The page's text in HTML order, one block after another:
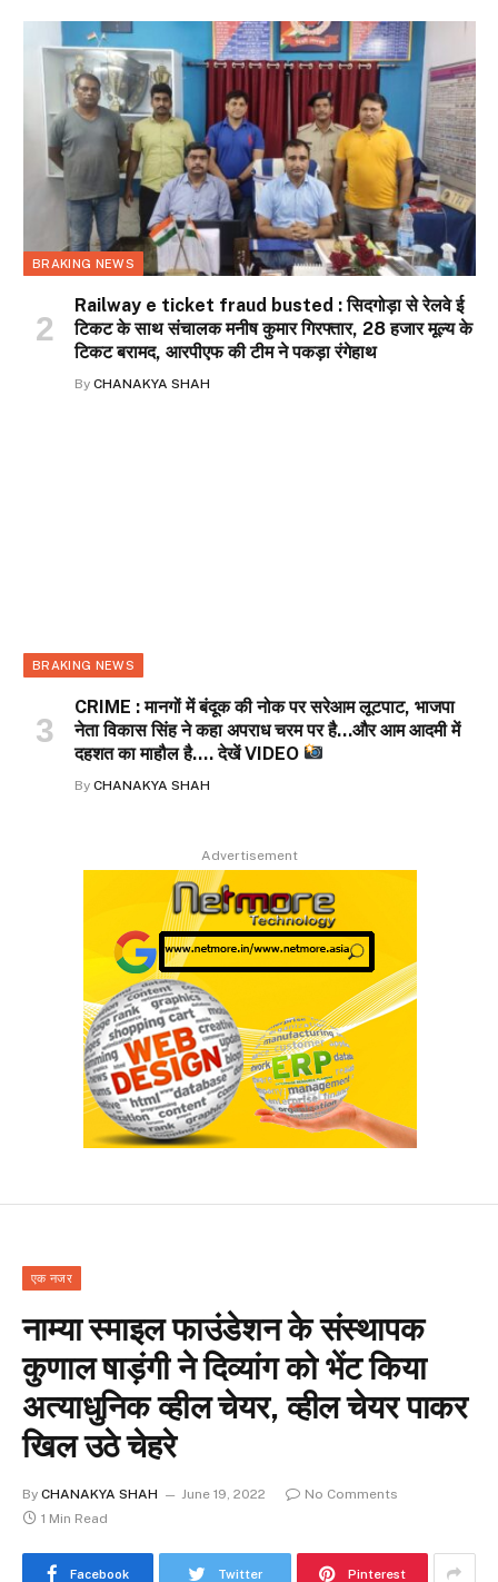
BRAKING NEWS
Railway e ticket fraud busted : सिदगोड़ा से रेलवे ई
टिकट के साथ संचालक मनीष कुमार गिरफ्तार, 28 हजार मूल्य के
टिकट बरामद, आरपीएफ की टीम ने पकड़ा रंगेहाथ
By CHANAKYA SHAH
BRAKING NEWS
CRIME : मानगों में बंदूक की नोक पर सरेआम लूटपाट, भाजपा
नेता विकास सिंह ने कहा अपराध चरम पर है…और आम आदमी में
दहशत का माहौल है…. देखें VIDEO
By CHANAKYA SHAH
Advertisement
एक नजर
नाम्या स्माइल फाउंडेशन के संस्थापक
कुणाल षाड़ंगी ने दिव्यांग को भेंट किया
अत्याधुनिक व्हील चेयर, व्हील चेयर पाकर
खिल उठे चेहरे
By CHANAKYA SHAH June 19, 2022
No Comments
1 Min Read
Facebook Twitter Pinterest